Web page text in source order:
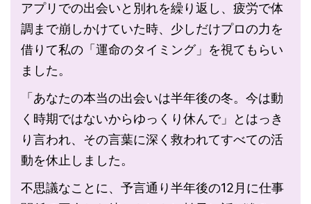
アプリでの出会いと別れを繰り返し、疲労で体
調まで崩しかけていた時、少しだけプロの力を
借りて私の「運命のタイミング」を視てもらい
ました。
「あなたの本当の出会いは半年後の冬。今は動
く時期ではないからゆっくり休んで」とはっき
り言われ、その言葉に深く救われてすべての活
動を休止しました。
不思議なことに、予言通り半年後の12月に仕事